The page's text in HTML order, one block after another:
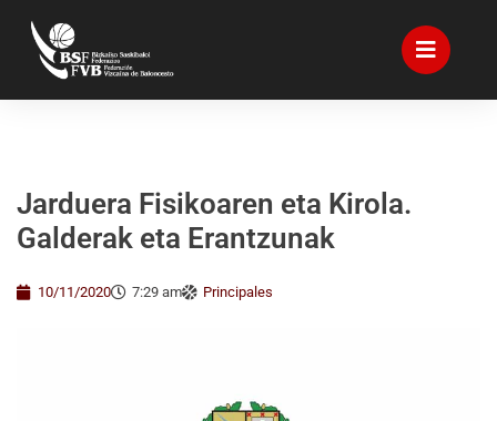
Jarduera Fisikoaren eta Kirola.
Galderak eta Erantzunak
10/11/2020 7:29 am Principales